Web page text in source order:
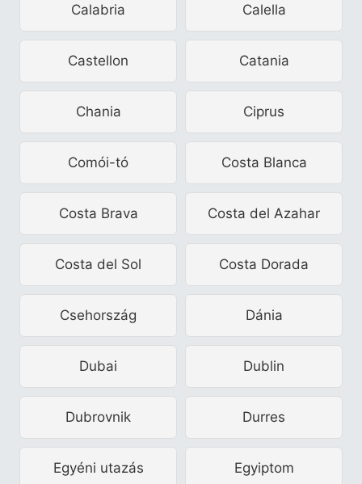
Calabria Calella
Castellon Catania
Chania Ciprus
Comói-tó Costa Blanca
Costa Brava Costa del Azahar
Costa del Sol Costa Dorada
Csehország Dánia
Dubai Dublin
Dubrovnik Durres
Egyéni utazás Egyiptom